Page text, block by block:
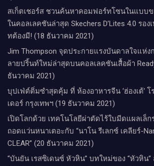
สเก็ตเชอร์ส ชวนค้นหาคอมฟอร์ทโซนในแบ
ในคอลเลคชันล่าสุด Skechers D’Lites 4.0 รอ
ทต้องมี! (18 ธันวาคม 2021)
Jim Thompson จุดประกายแรงบันดาลใจแห่ง
ลายปริ้นท์ใหม่ล่าสุดบนคอลเลคชันเสื้อผ้า
ธันวาคม 2021)
บุปเฟ่ต์ติ่มซำสุดคุ้ม ที่ ห้อง​อาหารจีน​ ‘ฮ่องเต้’
เดอร์​ กรุงเทพฯ​ (19 ธันวาคม 2021)
เปิดโลกด้วย เทคโนโลยีผ่าตัดไร้ใบมีดแผลเล็ก
ถอดแว่นหนาเตอะกับ “นาโน รีเลกซ์ เคลียร์-
CLEAR” (20 ธันวาคม 2021)
“บันยัน เรสซิเดนซ์ หัวหิน” บทใหม่ของ “หัวหิน